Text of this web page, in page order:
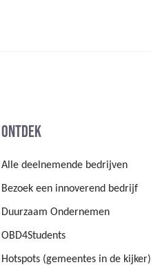
Ontdek
Alle deelnemende bedrijven
Bezoek een innoverend bedrijf
Duurzaam Ondernemen
OBD4Students
Hotspots (gemeentes in de kijker)